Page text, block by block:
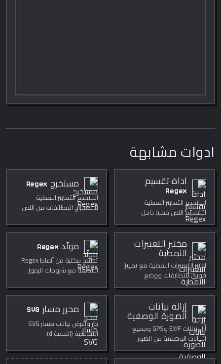
ادوات مشابهة
اداة تقسيم
Regex
استخدم التعابير النمطية
لتقسيم النص محليا داخل
المتصفح.
مستخرج Regex
استخدم التعابير النمطية
لاستخراج المطابقات من النص
مختبر التعبيرات
النمطية
اختبر التعبيرات النمطية مع تمييز
فوري للتطابقات ووضع
الاستبدال.
مولّد Regex
تصفح مكتبة من أنماط Regex
الشائعة مع شروحات الرموز.
إزالة بيانات
الصورة الوصفية
أزل بيانات EXIF وGPS وجميع
البيانات الوصفية من الصور
لحماية خصوصيتك.
محرر مسار SVG
حرّر واعرض بيانات مسار SVG
التفاعلية (السمة d).